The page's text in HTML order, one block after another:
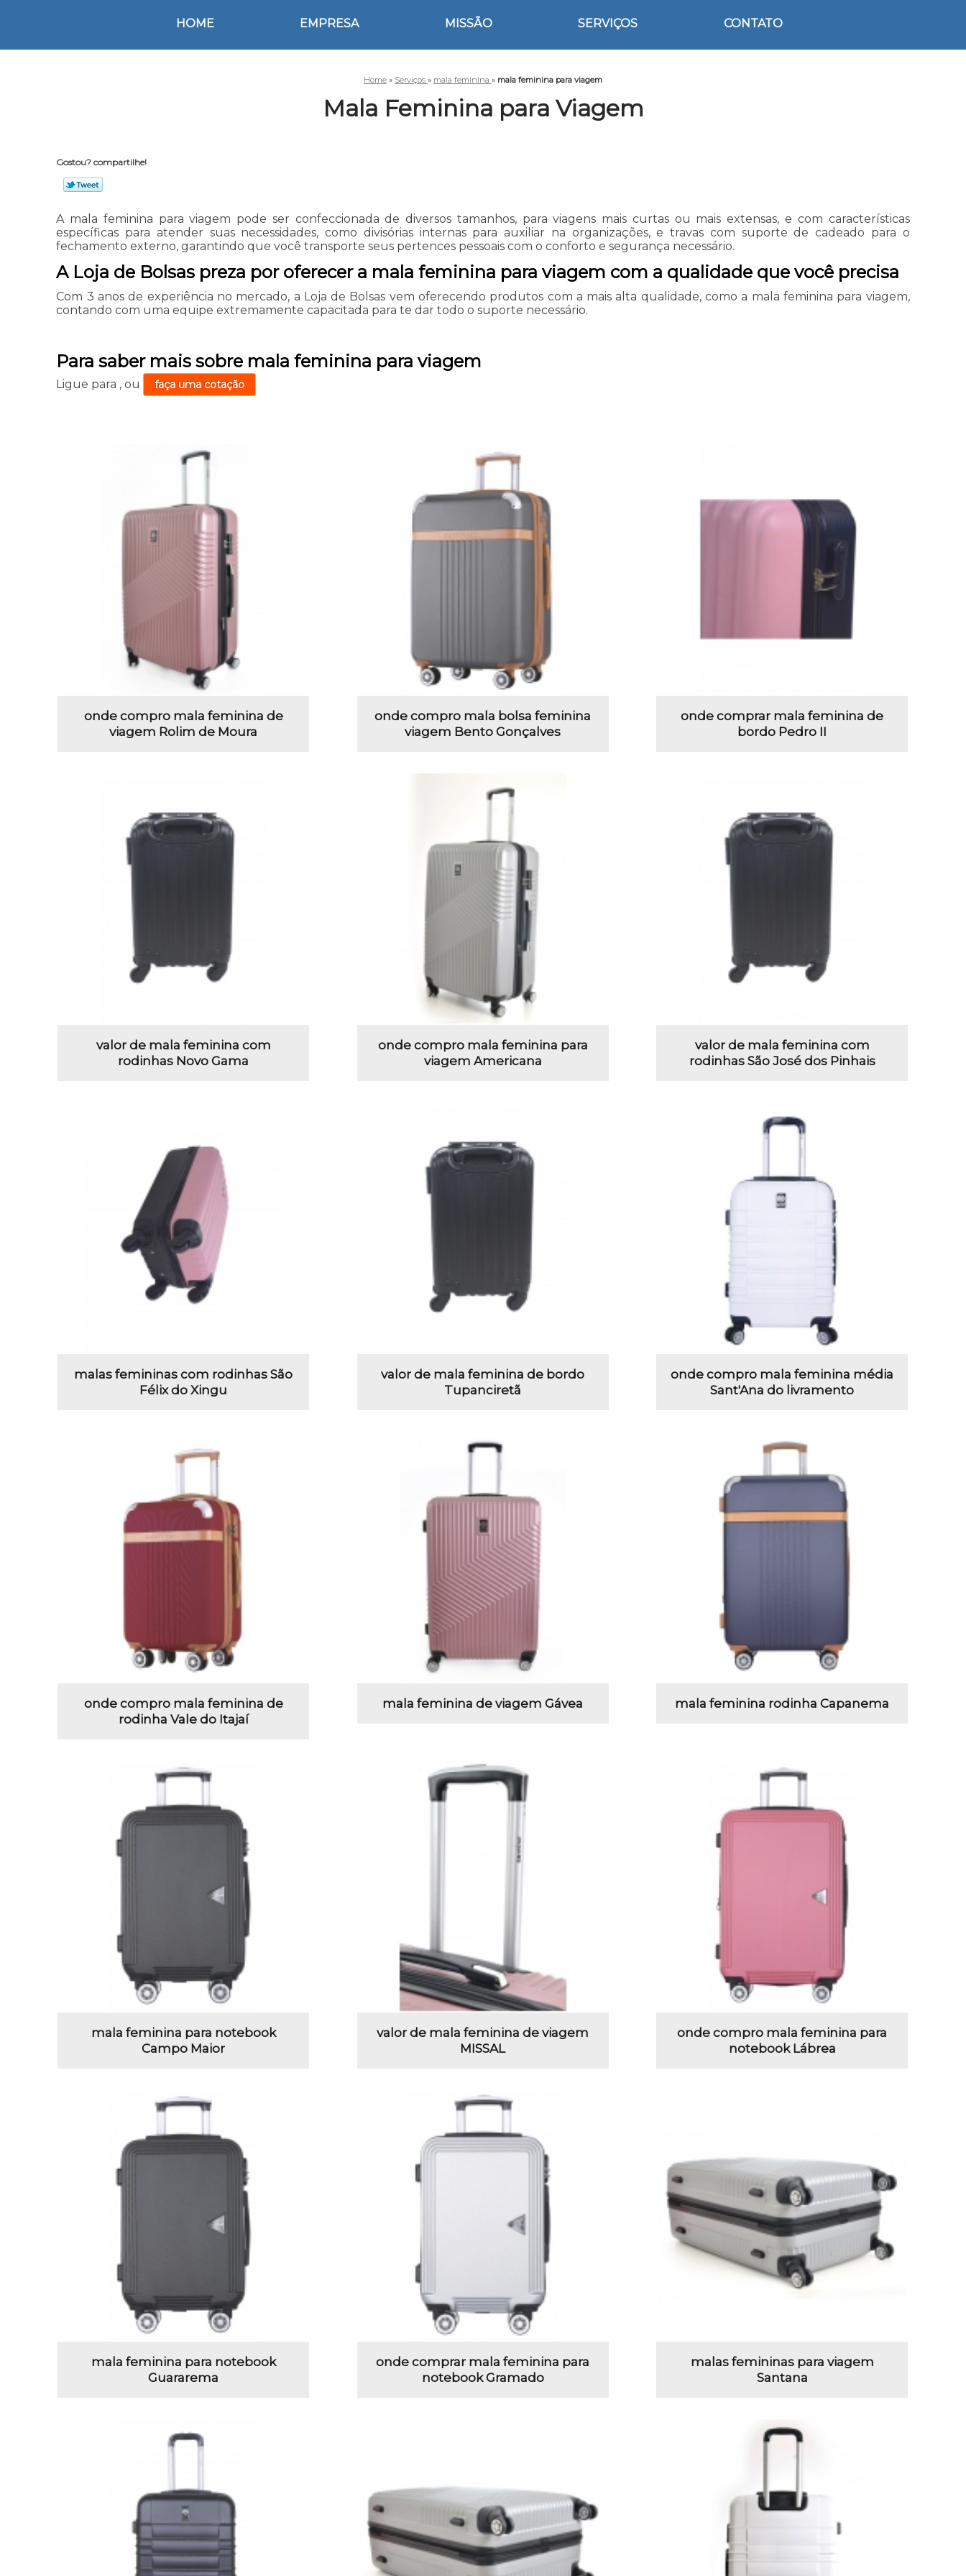
HOME EMPRESA MISSÃO SERVIÇOS CONTATO
Home » Serviços » mala feminina » mala feminina para viagem
Mala Feminina para Viagem
Gostou? compartilhe!
A mala feminina para viagem pode ser confeccionada de diversos tamanhos, para viagens mais curtas ou mais extensas, e com características
específicas para atender suas necessidades, como divisórias internas para auxiliar na organizações, e travas com suporte de cadeado para o
fechamento externo, garantindo que você transporte seus pertences pessoais com o conforto e segurança necessário.
A Loja de Bolsas preza por oferecer a mala feminina para viagem com a qualidade que você precisa
Com 3 anos de experiência no mercado, a Loja de Bolsas vem oferecendo produtos com a mais alta qualidade, como a mala feminina para viagem,
contando com uma equipe extremamente capacitada para te dar todo o suporte necessário.
Para saber mais sobre mala feminina para viagem
Ligue para ,ou faça uma cotação
onde compro mala feminina de
viagem Rolim de Moura
onde compro mala bolsa feminina
viagem Bento Gonçalves
onde comprar mala feminina de
bordo Pedro II
valor de mala feminina com
rodinhas Novo Gama
onde compro mala feminina para
viagem Americana
valor de mala feminina com
rodinhas São José dos Pinhais
malas femininas com rodinhas São
Félix do Xingu
valor de mala feminina de bordo
Tupanciretã
onde compro mala feminina média
Sant'Ana do livramento
onde compro mala feminina de
rodinha Vale do Itajaí
mala feminina de viagem Gávea mala feminina rodinha Capanema
mala feminina para notebook
Campo Maior
valor de mala feminina de viagem
MISSAL
onde compro mala feminina para
notebook Lábrea
mala feminina para notebook
Guararema
onde comprar mala feminina para
notebook Gramado
malas femininas para viagem
Santana